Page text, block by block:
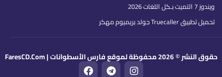
ويندوز 7 التميت بـكل اللغات 2026
تحميل تطبيق Truecaller جولد بريميوم مهكر
حقوق النشر © 2026 محفوظة لموقع فارس الأسطوانات | FaresCD.Com I
T
F